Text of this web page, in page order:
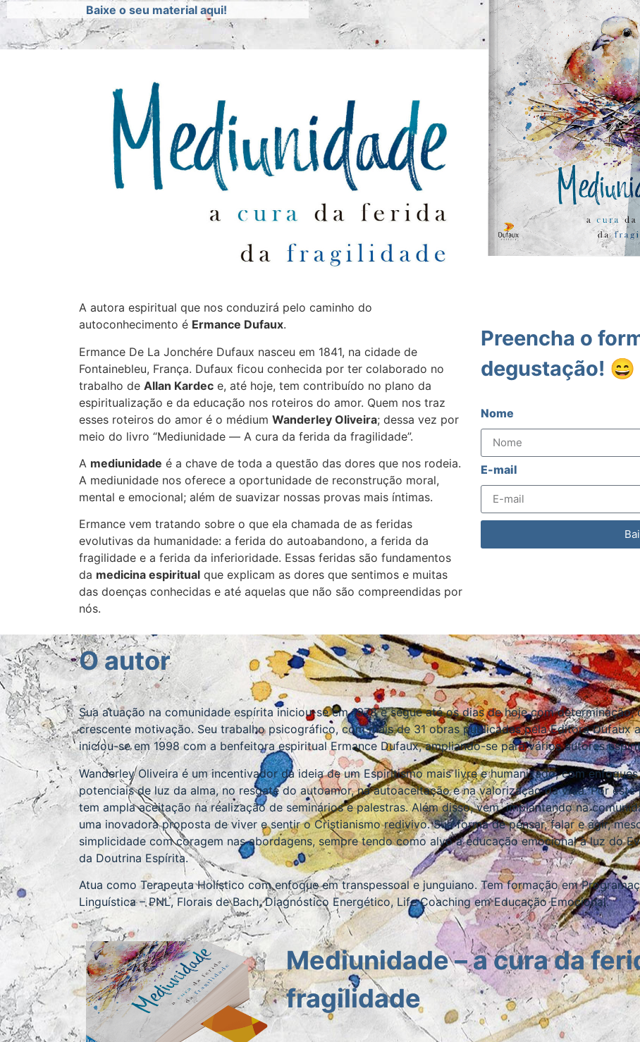
Baixe o seu material aqui!
A autora espiritual que nos conduzirá pelo caminho do
autoconhecimento é Ermance Dufaux.
Ermance De La Jonchére Dufaux nasceu em 1841, na cidade de
Fontainebleu, França. Dufaux ficou conhecida por ter colaborado no
trabalho de Allan Kardec e, até hoje, tem contribuído no plano da
espiritualização e da educação nos roteiros do amor. Quem nos traz
esses roteiros do amor é o médium Wanderley Oliveira; dessa vez por
meio do livro “Mediunidade ― A cura da ferida da fragilidade”.
A mediunidade é a chave de toda a questão das dores que nos rodeia.
A mediunidade nos oferece a oportunidade de reconstrução moral,
mental e emocional; além de suavizar nossas provas mais íntimas.
Ermance vem tratando sobre o que ela chamada de as feridas
evolutivas da humanidade: a ferida do autoabandono, a ferida da
fragilidade e a ferida da inferioridade. Essas feridas são fundamentos
da medicina espiritual que explicam as dores que sentimos e muitas
das doenças conhecidas e até aquelas que não são compreendidas por
nós.
Preencha o
degustação! 😄
Nome
E-mail
O autor
Sua atuação na comunidade espírita iniciou-se em 1978 e segue até os dias de hoje com determinação,
crescente motivação. Seu trabalho psicográfico, com mais de 31 obras publicadas pela Editora Dufaux
iniciou-se em 1998 com a benfeitora espiritual Ermance Dufaux, ampliando-se para vários autores
Wanderley Oliveira é um incentivador da ideia de um Espiritismo mais livre e humanizado, com
potenciais de luz da alma, no resgate do autoamor, na autoaceitação e na valorização da vida. Por este
tem ampla aceitação na realização de seminários e palestras. Além disso, vem implantando na
uma inovadora proposta de viver e sentir o Cristianismo redivivo. Sua forma de pensar, falar e agir,
simplicidade com coragem nas abordagens, sempre tendo como alvo a educação emocional à luz do
da Doutrina Espírita.
Atua como Terapeuta Holístico com enfoque em transpessoal e junguiano. Tem formação em
Linguística – PNL, Florais de Bach, Diagnóstico Energético, Life Coaching em Educação Emocional.
Mediunidade – a cura da
fragilidade